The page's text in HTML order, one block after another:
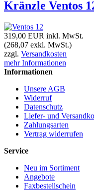
Kränzle Ventos
319,00 EUR inkl. MwSt.
(268,07 exkl. MwSt.)
zzgl. Versandkosten
mehr Informationen
Informationen
Unsere AGB
Widerruf
Datenschutz
Liefer- und
Zahlungsarten
Vertrag widerrufen
Service
Neu im Sortiment
Angebote
Faxbestellschein